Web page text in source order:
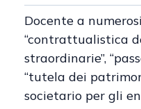
Docente a
“contrattualistica
straordinarie”,
“tutela dei
societario per gli